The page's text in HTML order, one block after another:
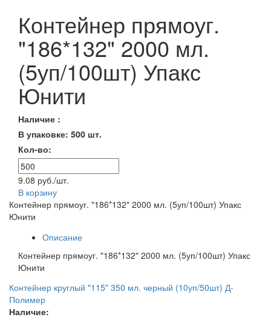
Контейнер прямоуг.
"186*132" 2000 мл.
(5уп/100шт) Упакс
Юнити
Наличие :
В упаковке: 500 шт.
Кол-во:
9.08 руб./шт.
В корзину
Контейнер прямоуг. "186*132" 2000 мл. (5уп/100шт) Упакс
Юнити
Описание
Контейнер прямоуг. "186*132" 2000 мл. (5уп/100шт) Упакс
Юнити
Контейнер круглый "115" 350 мл. черный (10уп/50шт) Д-
Полимер
Наличие: